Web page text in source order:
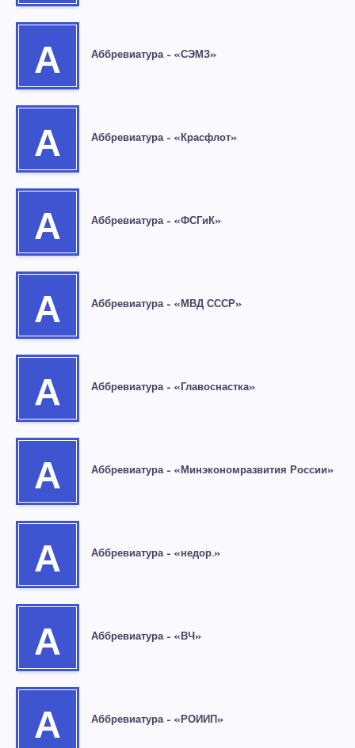
А Аббревиатура – «СЭМЗ»
А Аббревиатура – «Красфлот»
А Аббревиатура – «ФСГиК»
А Аббревиатура – «МВД СССР»
А Аббревиатура – «Главоснастка»
А Аббревиатура – «Минэкономразвития России»
А Аббревиатура – «недор.»
А Аббревиатура – «ВЧ»
А Аббревиатура – «РОИИП»